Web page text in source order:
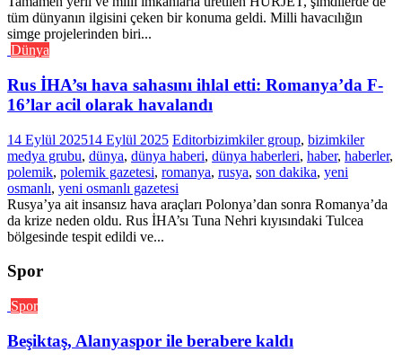
tüm dünyanın ilgisini çeken bir konuma geldi. Milli havacılığın
simge projelerinden biri...
Dünya
Rus İHA’sı hava sahasını ihlal etti: Romanya’da F-
16’lar acil olarak havalandı
14 Eylül 202514 Eylül 2025 Editorbizimkiler group, bizimkiler
medya grubu, dünya, dünya haberi, dünya haberleri, haber, haberler,
polemik, polemik gazetesi, romanya, rusya, son dakika, yeni
osmanlı, yeni osmanlı gazetesi
Rusya’ya ait insansız hava araçları Polonya’dan sonra Romanya’da
da krize neden oldu. Rus İHA’sı Tuna Nehri kıyısındaki Tulcea
bölgesinde tespit edildi ve...
Spor
Spor
Beşiktaş, Alanyaspor ile berabere kaldı